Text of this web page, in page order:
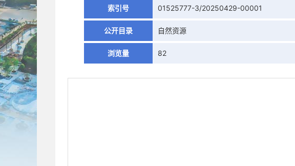
索引号 01525777-3/20250429-00001
公开目录 自然资源
浏览量 82